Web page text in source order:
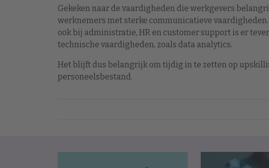
Gekeken naar de vaardigheden die werkgevers
werknemers met sterke communicatieve
ook bij administratie, HR en customer support is er
technische vaardigheden, zoals data analytics.
Het blijft dus belangrijk om tijdig in te zetten op
personeelsbestand.